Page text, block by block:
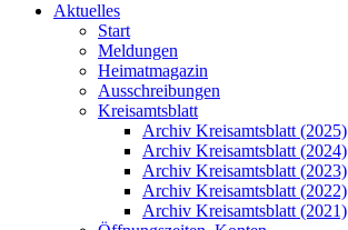
Aktuelles
Start
Meldungen
Heimatmagazin
Ausschreibungen
Kreisamtsblatt
Archiv Kreisamtsblatt (2025)
Archiv Kreisamtsblatt (2024)
Archiv Kreisamtsblatt (2023)
Archiv Kreisamtsblatt (2022)
Archiv Kreisamtsblatt (2021)